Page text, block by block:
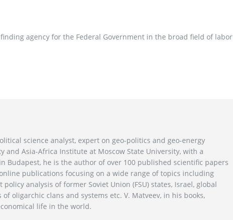
agency for the Federal Government in the broad field of labor
science analyst, expert on geo-politics and geo-energy
and Asia-Africa Institute at Moscow State University, with a
Budapest, he is the author of over 100 published scientific papers
publications focusing on a wide range of topics including
analysis of former Soviet Union (FSU) states, Israel, global
oligarchic clans and systems etc. V. Matveev, in his books,
life in the world.